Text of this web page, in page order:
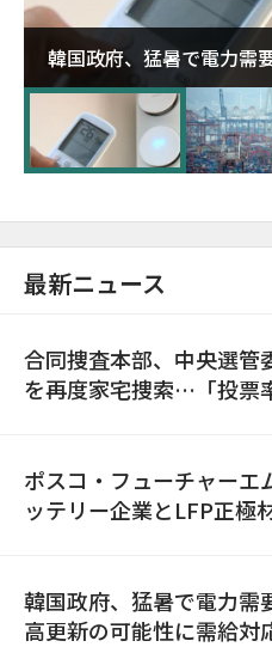
韓国政府、猛暑で電力需
に需給対応体制を点検
最新ニュース
合同捜査本部、中央選管
を再度家宅捜索…「投票
ポスコ・フューチャーエ
ッテリー企業とLFP正極
韓国政府、猛暑で電力需
高更新の可能性に需給対